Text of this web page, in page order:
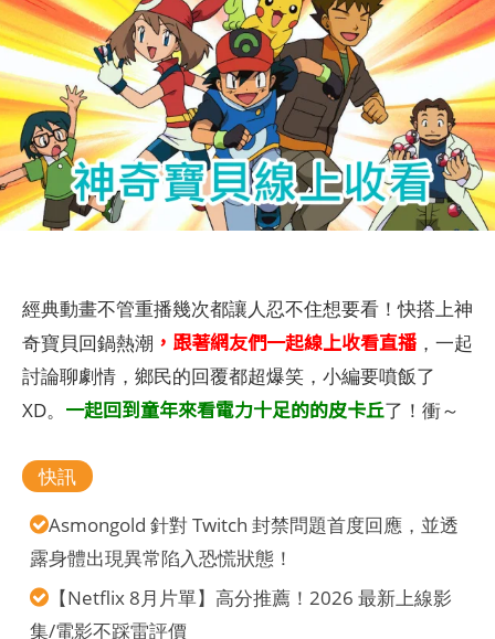
經典動畫不管重播幾次都讓人忍不住想要看！快搭上神
奇寶貝回鍋熱潮 ，跟著網友們一起線上收看直播 ，一起
討論聊劇情，鄉民的回覆都超爆笑，小編要噴飯了
XD。 一起回到童年來看電力十足的的皮卡丘了！衝～
快訊
Asmongold 針對 Twitch 封禁問題首度回應，並透
露身體出現異常陷入恐慌狀態！
【Netflix 8月片單】高分推薦！2026 最新上線影
集/電影不踩雷評價